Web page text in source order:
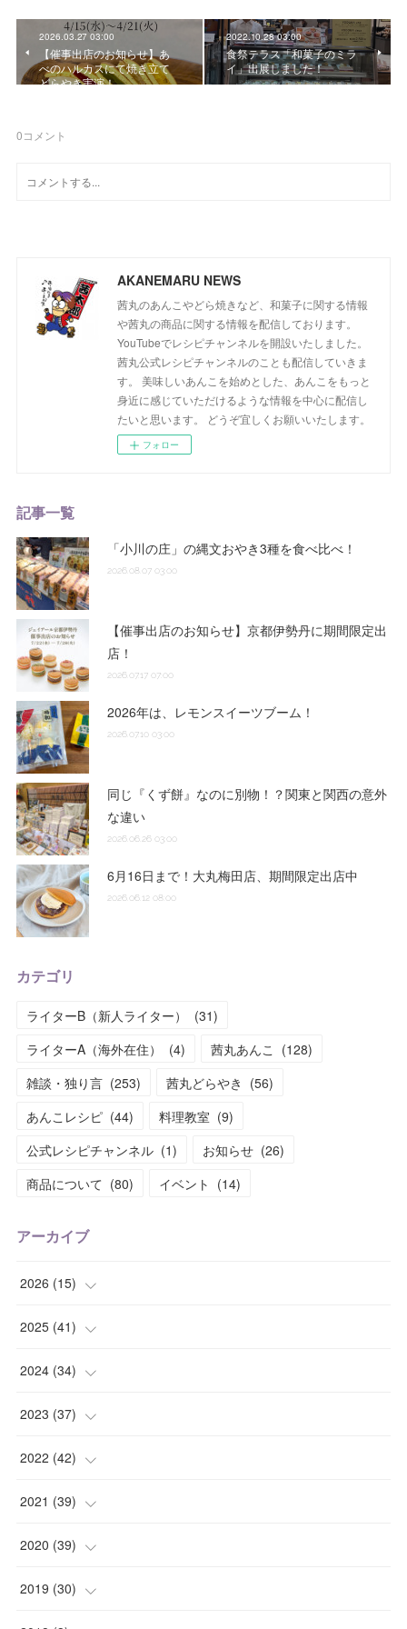
2026.03.27 03:00
【催事出店のお知らせ】あ
べのハルカスにて焼き立て
どらやき実演！
2022.10.28 03:00
食祭テラス「和菓子のミラ
イ」出展しました！
0コメント
AKANEMARU NEWS
茜丸のあんこやどら焼きなど、和菓子に関する情報
や茜丸の商品に関する情報を配信しております。
YouTubeでレシピチャンネルを開設いたしました。
茜丸公式レシピチャンネルのことも配信していきま
す。 美味しいあんこを始めとした、あんこをもっと
身近に感じていただけるような情報を中心に配信し
たいと思います。 どうぞ宜しくお願いいたします。
フォロー
記事一覧
「小川の庄」の縄文おやき3種を食べ比べ！
2026.08.07 03:00
【催事出店のお知らせ】京都伊勢丹に期間限定出
店！
2026.07.17 07:00
2026年は、レモンスイーツブーム！
2026.07.10 03:00
同じ『くず餅』なのに別物！？関東と関西の意外
な違い
2026.06.26 03:00
6月16日まで！大丸梅田店、期間限定出店中
2026.06.12 08:00
カテゴリ
ライターB（新人ライター） (31)
ライターA（海外在住）
(4) 茜丸あんこ (128)
雑談・独り言 (253) 茜丸どらやき (56)
あんこレシピ (44) 料理教室 (9)
公式レシピチャンネル (1) お知らせ (26)
商品について (80) イベント (14)
アーカイブ
2026 (15)
(1)
(2)
(2)
(1)
(2)
2025 (41)
(1)
(2)
(4)
(2)
(5)
2024 (34)
(3)
(2)
(2)
(4)
( 4)
2023 (37)
(4)
(3)
(2)
(5)
(2
2022 (42)
(5)
(4)
(4)
2021 (39)
(4)
(4)
2020 (39)
(4)
2019 (30)